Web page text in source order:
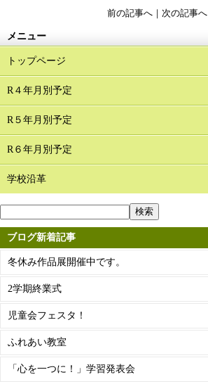
前の記事へ｜ 次の記事へ
メニュー
トップページ
R４年月別予定
R５年月別予定
R６年月別予定
学校沿革
ブログ新着記事
冬休み作品展開催中です。
2学期終業式
児童会フェスタ！
ふれあい教室
「心を一つに！」学習発表会